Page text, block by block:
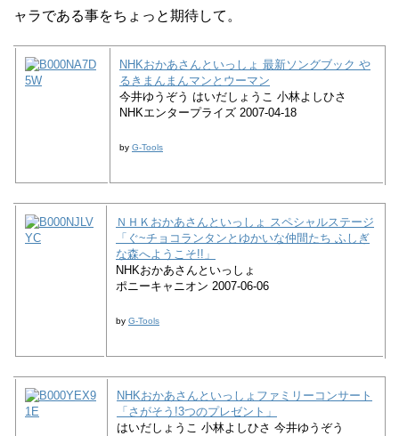
ャラである事をちょっと期待して。
NHKおかあさんといっしょ 最新ソングブック や
るきまんまんマンとウーマン
今井ゆうぞう はいだしょうこ 小林よしひさ
NHKエンタープライズ 2007-04-18
by G-Tools
ＮＨＫおかあさんといっしょ スペシャルステージ
「ぐ~チョコランタンとゆかいな仲間たち ふしぎ
な森へようこそ!!」
NHKおかあさんといっしょ
ポニーキャニオン 2007-06-06
by G-Tools
NHKおかあさんといっしょファミリーコンサート
「さがそう!3つのプレゼント」
はいだしょうこ 小林よしひさ 今井ゆうぞう